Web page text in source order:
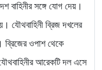
বাহিনীর সঙ্গে যোগ দেয়।
যৌথবাহিনী ব্রিজ দখলের
ওপাশ থেকে
আরেকটি দল এসে